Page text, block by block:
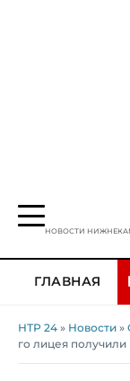
НОВОСТИ
ГЛАВНАЯ
НТР 24 » Новости »
го лицея